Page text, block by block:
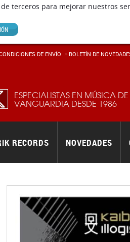
terceros para mejorar nuestros
ESPECIALISTAS EN MÚSICA DE
VANGUARDIA DESDE 1986
RECORDS NOVEDADES
DE ENVÍ­O BOLETÍN DE